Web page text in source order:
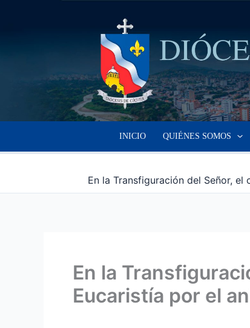
INICIO QUIÉNES SOMOS
En la Transfiguración del Señor,
En la
Eucaristía por el